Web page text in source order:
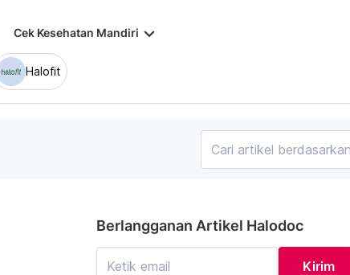
Cek Kesehatan Mandiri keyboard_arrow_down
Halofit
Berlangganan Artikel Halodoc
Kirim